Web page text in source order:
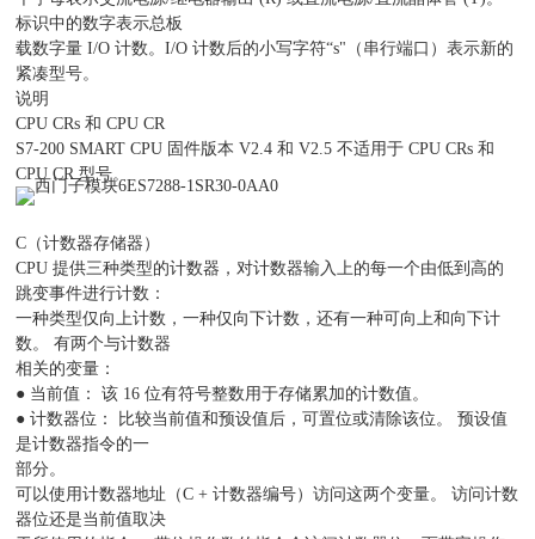
标识中的数字表示总板
载数字量 I/O 计数。I/O 计数后的小写字符“s"（串行端口）表示新的
紧凑型号。
说明
CPU CRs 和 CPU CR
S7-200 SMART CPU 固件版本 V2.4 和 V2.5 不适用于 CPU CRs 和
CPU CR 型号。
C（计数器存储器）
CPU 提供三种类型的计数器，对计数器输入上的每一个由低到高的
跳变事件进行计数：
一种类型仅向上计数，一种仅向下计数，还有一种可向上和向下计
数。 有两个与计数器
相关的变量：
● 当前值： 该 16 位有符号整数用于存储累加的计数值。
● 计数器位： 比较当前值和预设值后，可置位或清除该位。 预设值
是计数器指令的一
部分。
可以使用计数器地址（C + 计数器编号）访问这两个变量。 访问计数
器位还是当前值取决